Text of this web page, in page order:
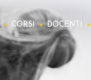
CORSI DOCENTI